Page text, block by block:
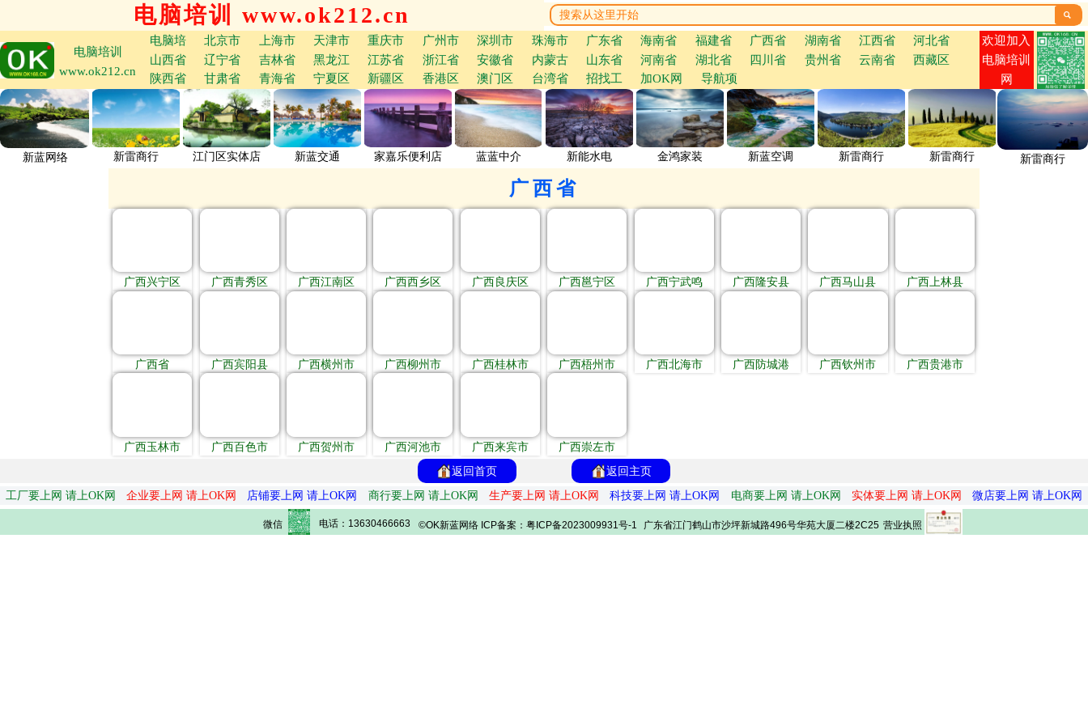
电脑培训 www.ok212.cn 
电脑培训
www.ok212.cn
电脑培 北京市 上海市 天津市 重庆市 广州市 深圳市 珠海市 广东省 海南省 福建省 广西省 湖南省 江西省
河北省
山西省
辽宁省 吉林省 黑龙江 江苏省 浙江省 安徽省 内蒙古 山东省 河南省 湖北省 四川省 贵州省 云南省
西藏区
陕西省
甘肃省 青海省 宁夏区 新疆区 香港区 澳门区 台湾省 招找工 加OK网 导航项
欢迎加入
电脑培训
网
新蓝网络 新雷商行 江门区实体店 新蓝交通 家嘉乐便利店 蓝蓝中介 新能水电 金鸿家装 新蓝空调 新雷商行 新雷商行 新雷商行
广西省
广西兴宁区 广西青秀区 广西江南区 广西西乡区 广西良庆区 广西邕宁区 广西宁武鸣 广西隆安县 广西马山县 广西上林县
广西省 广西宾阳县 广西横州市 广西柳州市 广西桂林市 广西梧州市 广西北海市 广西防城港 广西钦州市 广西贵港市
广西玉林市 广西百色市 广西贺州市 广西河池市 广西来宾市
广西崇左市
返回首页
返回主页
工厂要上网 请上OK网
企业要上网 请上OK网 店铺要上网 请上OK网 商行要上网 请上OK网 生产要上网 请上OK网 科技要上网 请上OK网 电商要上网 请上OK网 实体要上网 请上OK网 微店要上网 请上OK网
微信 电话：13630466663 ©OK新蓝网络 ICP备案：粤ICP备2023009931号-1 广东省江门鹤山市沙坪新城路496号华苑大厦二楼2C25 营业执照